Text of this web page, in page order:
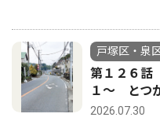
戸塚区・泉
第１２６話
１〜 とつ
2026.07.30